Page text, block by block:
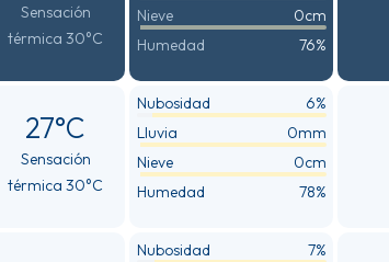
Sensación
térmica 30°C
Nieve
0cm
Humedad
76%
27°C
Sensación
térmica 30°C
Nubosidad
6%
Lluvia
0mm
Nieve
0cm
Humedad
78%
Nubosidad
7%